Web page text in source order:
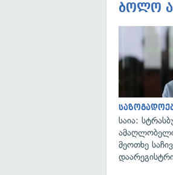
ბოლო
საია:
მეოთხე